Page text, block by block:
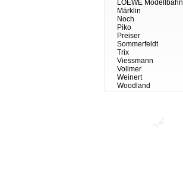
LOEWE Modellbahn
Märklin
Noch
Piko
Preiser
Sommerfeldt
Trix
Viessmann
Vollmer
Weinert
Woodland